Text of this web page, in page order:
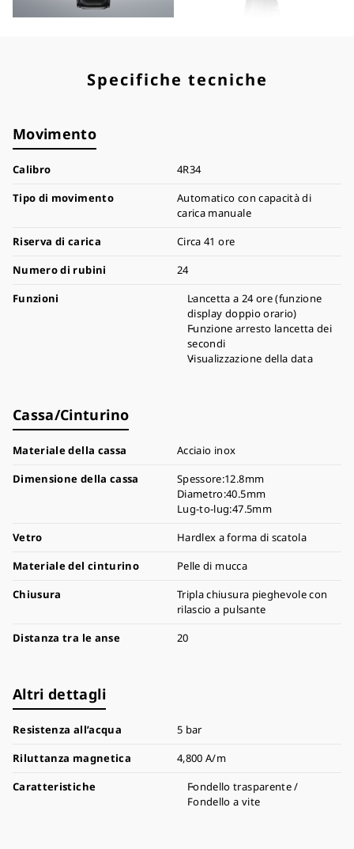
Specifiche tecniche
Movimento
Calibro
4R34
Tipo di movimento
Automatico con capacità di
carica manuale
Riserva di carica
Circa 41 ore
Numero di rubini
24
Funzioni
Lancetta a 24 ore (funzione
display doppio orario)
Funzione arresto lancetta dei
secondi
Visualizzazione della data
Cassa/Cinturino
Materiale della cassa
Acciaio inox
Dimensione della cassa
Spessore:12.8mm
Diametro:40.5mm
Lug-to-lug:47.5mm
Vetro
Hardlex a forma di scatola
Materiale del cinturino
Pelle di mucca
Chiusura
Tripla chiusura pieghevole con
rilascio a pulsante
Distanza tra le anse
20
Altri dettagli
Resistenza all’acqua
5 bar
Riluttanza magnetica
4,800 A/m
Caratteristiche
Fondello trasparente /
Fondello a vite